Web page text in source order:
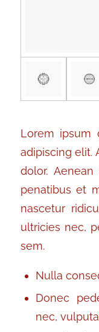
Lorem ipsum
adipiscing elit.
dolor.
penatibus et
nascetur
ultricies nec,
sem.
Nulla
Donec
nec,